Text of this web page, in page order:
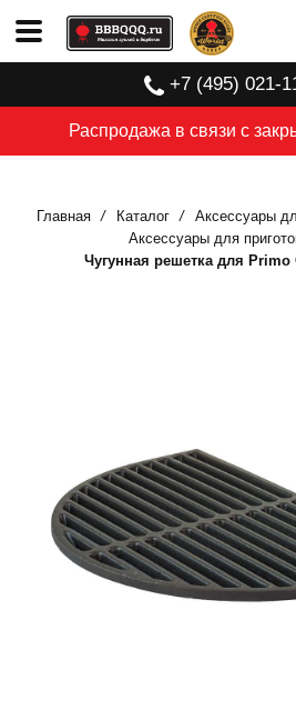
Распродажа в связи с
+7 (495) 021-
Главная Каталог
Аксессуары
Аксессуары для
Чугунная решетка для Primo